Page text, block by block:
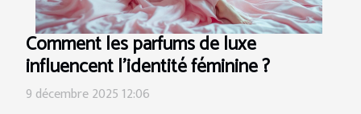
Comment les parfums de luxe
influencent l'identité féminine ?
9 décembre 2025 12:06